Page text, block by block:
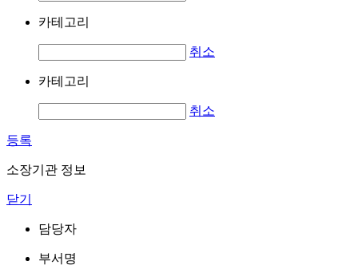
카테고리
취소
카테고리
취소
등록
소장기관 정보
닫기
담당자
부서명